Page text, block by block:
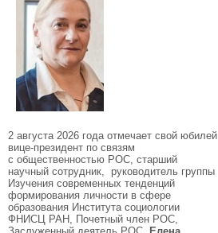
2 августа 2026 года отмечает свой юбилей
вице-президент по связям
с общественностью РОС, старший
научный сотрудник, руководитель группы
Изучения современных тенденций
формирования личности в сфере
образования Института социологии
ФНИСЦ РАН, Почетный член РОС,